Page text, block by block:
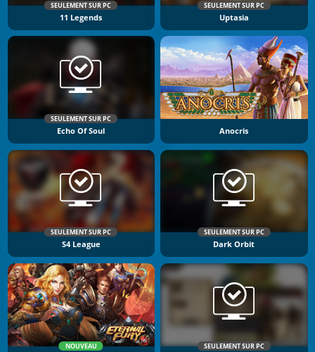
SEULEMENT SUR PC
11 Legends
SEULEMENT SUR PC
Uptasia
SEULEMENT SUR PC
Echo Of Soul Anocris
SEULEMENT SUR PC
S4 League
SEULEMENT SUR PC
Dark Orbit
NOUVEAU SEULEMENT SUR PC